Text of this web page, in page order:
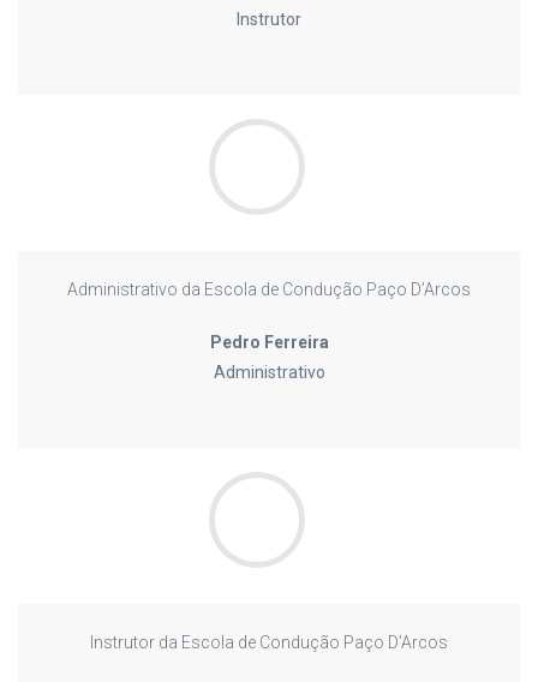
Instrutor
Administrativo da Escola de Condução Paço D’Arcos
Pedro Ferreira
Administrativo
Instrutor da Escola de Condução Paço D’Arcos